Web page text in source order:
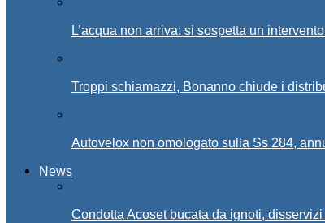
L’acqua non arriva: si sospetta un
Troppi schiamazzi, Bonanno chiude i
Autovelox non omologato sulla Ss 284,
News
Condotta Acoset bucata da ignoti,